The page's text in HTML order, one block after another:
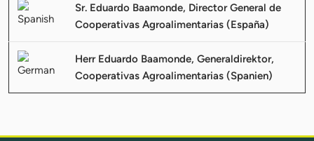
Sr. Eduardo Baamonde, Director General de
Cooperativas Agroalimentarias (España)
Herr Eduardo Baamonde, Generaldirektor,
Cooperativas Agroalimentarias (Spanien)